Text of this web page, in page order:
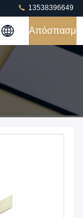
13538396649
Απόσπασμα